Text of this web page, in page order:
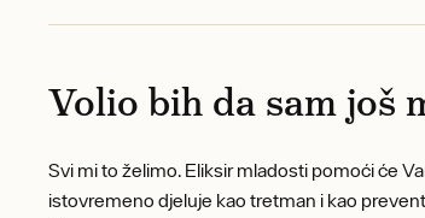
Volio bih da sam još
Svi mi to želimo. Eliksir mladosti pomoći će
istovremeno djeluje kao tretman i kao